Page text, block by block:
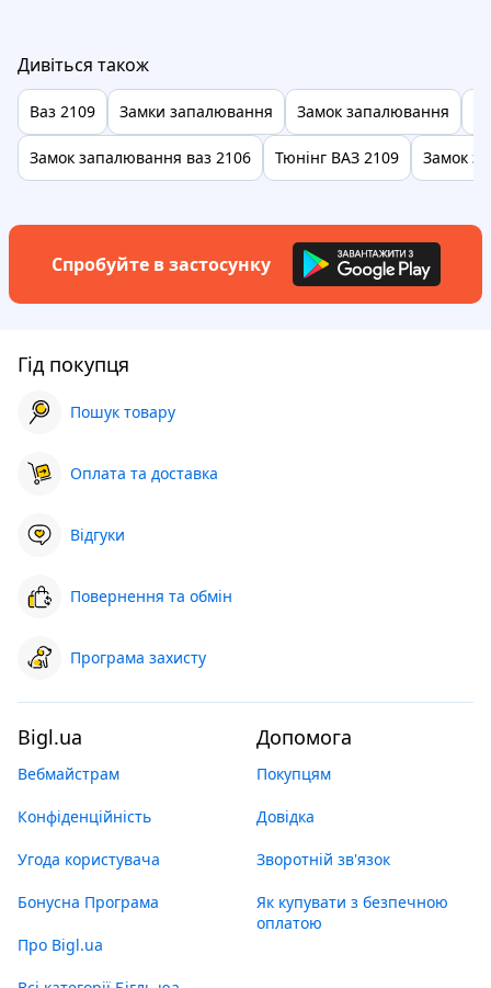
Дивіться також
Ваз 2109 Замки запалювання Замок запалювання
Замок запалювання ваз 2106 Тюнінг ВАЗ 2109 Замок
Спробуйте в застосунку
Гід покупця
Пошук товару
Оплата та доставка
Відгуки
Повернення та обмін
Програма захисту
Bigl.ua
Вебмайстрам
Конфіденційність
Угода користувача
Бонусна Програма
Про Bigl.ua
Допомога
Покупцям
Довідка
Зворотній зв'язок
Як купувати з безпечною
оплатою